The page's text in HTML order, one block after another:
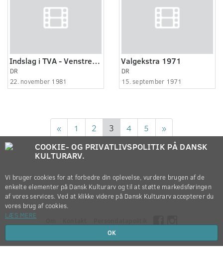
Indslag i TVA - Venstrefløjen
DR
22. november 1981
Valgekstra 1971
DR
15. september 1971
« 1 2 3 4 5 »
Copyright © 2012-2026
COOKIE- OG PRIVATLIVSPOLITIK PÅ DANSK
KULTURARV.
Vi bruger cookies for at forbedre din oplevelse, vurdere brugen af de
enkelte elementer på Dansk Kulturarv og til at støtte markedsføringen
af vores services. Ved at klikke videre på Dansk Kulturarv accepterer du
vores brug af cookies.
LÆS MERE
OK